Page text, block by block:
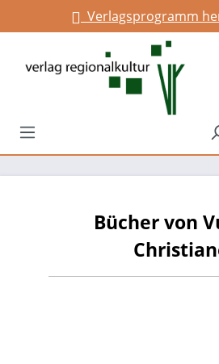
springenVerlagsprogramm
Bücher von